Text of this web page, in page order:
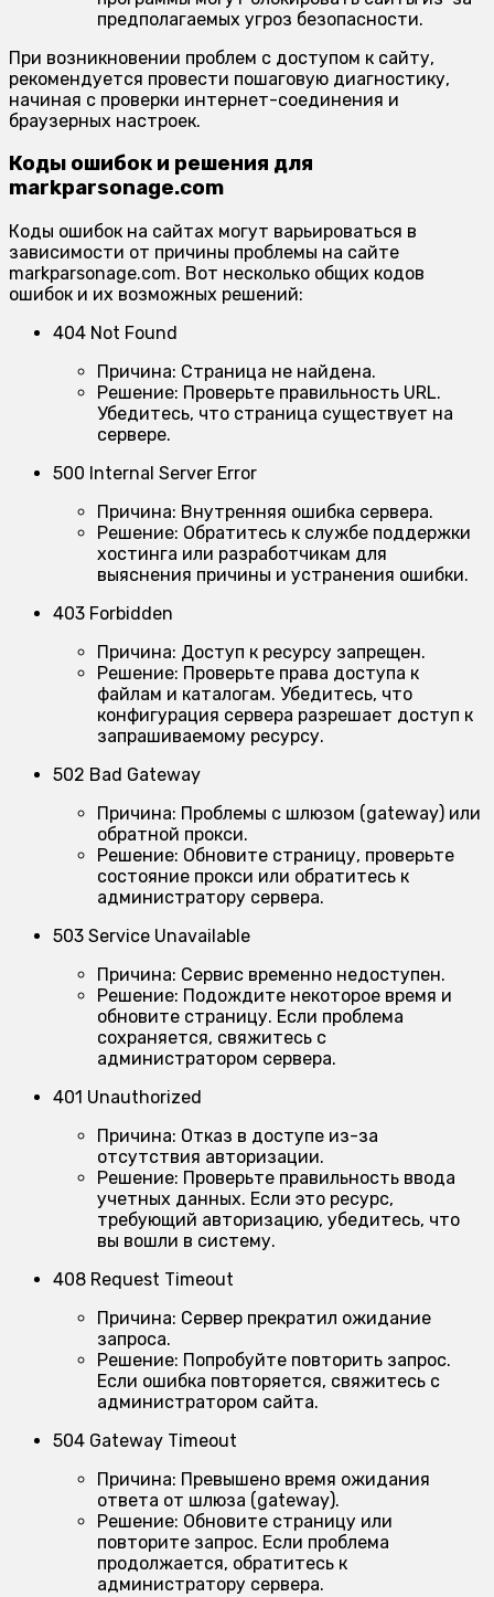
предполагаемых угроз безопасности.
При возникновении проблем с доступом к сайту,
рекомендуется провести пошаговую диагностику,
начиная с проверки интернет-соединения и
браузерных настроек.
Коды ошибок и решения для
markparsonage.com
Коды ошибок на сайтах могут варьироваться в
зависимости от причины проблемы на сайте
markparsonage.com. Вот несколько общих кодов
ошибок и их возможных решений:
404 Not Found
Причина: Страница не найдена.
Решение: Проверьте правильность URL.
Убедитесь, что страница существует на
сервере.
500 Internal Server Error
Причина: Внутренняя ошибка сервера.
Решение: Обратитесь к службе поддержки
хостинга или разработчикам для
выяснения причины и устранения ошибки.
403 Forbidden
Причина: Доступ к ресурсу запрещен.
Решение: Проверьте права доступа к
файлам и каталогам. Убедитесь, что
конфигурация сервера разрешает доступ к
запрашиваемому ресурсу.
502 Bad Gateway
Причина: Проблемы с шлюзом (gateway) или
обратной прокси.
Решение: Обновите страницу, проверьте
состояние прокси или обратитесь к
администратору сервера.
503 Service Unavailable
Причина: Сервис временно недоступен.
Решение: Подождите некоторое время и
обновите страницу. Если проблема
сохраняется, свяжитесь с
администратором сервера.
401 Unauthorized
Причина: Отказ в доступе из-за
отсутствия авторизации.
Решение: Проверьте правильность ввода
учетных данных. Если это ресурс,
требующий авторизацию, убедитесь, что
вы вошли в систему.
408 Request Timeout
Причина: Сервер прекратил ожидание
запроса.
Решение: Попробуйте повторить запрос.
Если ошибка повторяется, свяжитесь с
администратором сайта.
504 Gateway Timeout
Причина: Превышено время ожидания
ответа от шлюза (gateway).
Решение: Обновите страницу или
повторите запрос. Если проблема
продолжается, обратитесь к
администратору сервера.